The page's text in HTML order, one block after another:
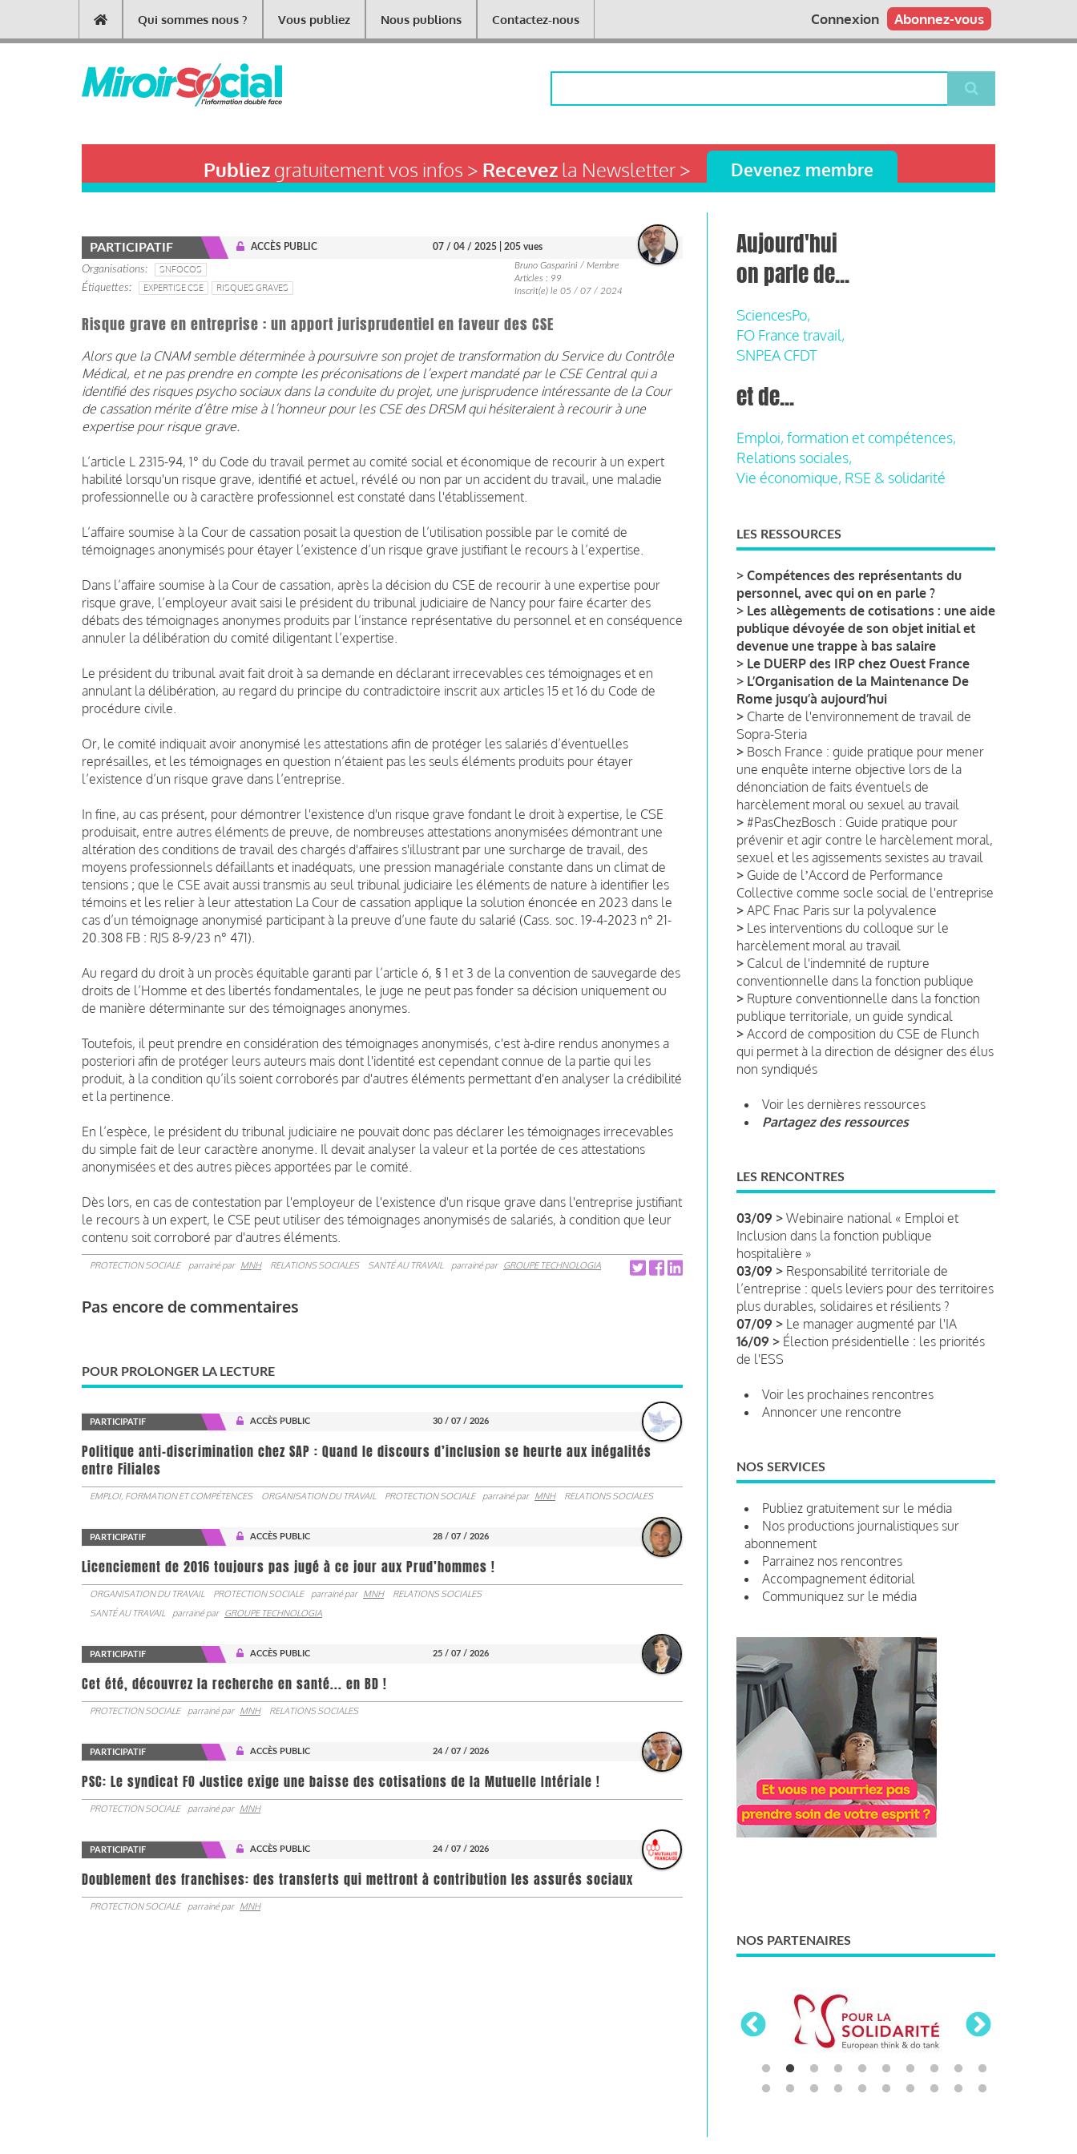
contenu
Main
navigation
Qui sommes nous ? Vous publiez Nous publions Contactez-nous Abonnez-vous
Connexion
Publiezgratuitement vos infos > Recevezla Newsletter > Devenez membre
PARTICIPATIF ACCÈS PUBLIC 07 / 04 / 2025 | 205 vues
Organisations
SNFOCOS
Étiquettes
EXPERTISE CSE RISQUES GRAVES
Bruno Gasparini / Membre
Articles : 99
Inscrit(e) le 05 / 07 / 2024
Risque grave en entreprise : un apport jurisprudentiel en faveur des CSE
Alors que la CNAM semble déterminée à poursuivre son projet de transformation du Service du Contrôle
Médical, et ne pas prendre en compte les préconisations de l’expert mandaté par le CSE Central qui a
identifié des risques psycho sociaux dans la conduite du projet, une jurisprudence intéressante de la Cour
de cassation mérite d’être mise à l’honneur pour les CSE des DRSM qui hésiteraient à recourir à une
expertise pour risque grave.
L’article L 2315-94, 1° du Code du travail permet au comité social et économique de recourir à un expert
habilité lorsqu'un risque grave, identifié et actuel, révélé ou non par un accident du travail, une maladie
professionnelle ou à caractère professionnel est constaté dans l'établissement.
L’affaire soumise à la Cour de cassation posait la question de l’utilisation possible par le comité de
témoignages anonymisés pour étayer l’existence d’un risque grave justifiant le recours à l’expertise.
Dans l’affaire soumise à la Cour de cassation, après la décision du CSE de recourir à une expertise pour
risque grave, l’employeur avait saisi le président du tribunal judiciaire de Nancy pour faire écarter des
débats des témoignages anonymes produits par l’instance représentative du personnel et en conséquence
annuler la délibération du comité diligentant l’expertise.
Le président du tribunal avait fait droit à sa demande en déclarant irrecevables ces témoignages et en
annulant la délibération, au regard du principe du contradictoire inscrit aux articles 15 et 16 du Code de
procédure civile.
Or, le comité indiquait avoir anonymisé les attestations afin de protéger les salariés d’éventuelles
représailles, et les témoignages en question n’étaient pas les seuls éléments produits pour étayer
l’existence d’un risque grave dans l’entreprise.
In fine, au cas présent, pour démontrer l'existence d'un risque grave fondant le droit à expertise, le CSE
produisait, entre autres éléments de preuve, de nombreuses attestations anonymisées démontrant une
altération des conditions de travail des chargés d'affaires s'illustrant par une surcharge de travail, des
moyens professionnels défaillants et inadéquats, une pression managériale constante dans un climat de
tensions ; que le CSE avait aussi transmis au seul tribunal judiciaire les éléments de nature à identifier les
témoins et les relier à leur attestation La Cour de cassation applique la solution énoncée en 2023 dans le
cas d’un témoignage anonymisé participant à la preuve d’une faute du salarié (Cass. soc. 19-4-2023 n° 21-
20.308 FB : RJS 8-9/23 n° 471).
Au regard du droit à un procès équitable garanti par l’article 6, § 1 et 3 de la convention de sauvegarde des
droits de l’Homme et des libertés fondamentales, le juge ne peut pas fonder sa décision uniquement ou
de manière déterminante sur des témoignages anonymes.
Toutefois, il peut prendre en considération des témoignages anonymisés, c'est à-dire rendus anonymes a
posteriori afin de protéger leurs auteurs mais dont l'identité est cependant connue de la partie qui les
produit, à la condition qu’ils soient corroborés par d'autres éléments permettant d'en analyser la crédibilité
et la pertinence.
En l’espèce, le président du tribunal judiciaire ne pouvait donc pas déclarer les témoignages irrecevables
du simple fait de leur caractère anonyme. Il devait analyser la valeur et la portée de ces attestations
anonymisées et des autres pièces apportées par le comité.
Dès lors, en cas de contestation par l'employeur de l'existence d'un risque grave dans l'entreprise justifiant
le recours à un expert, le CSE peut utiliser des témoignages anonymisés de salariés, à condition que leur
contenu soit corroboré par d'autres éléments.
PROTECTION SOCIALE parrainé par MNH RELATIONS SOCIALES SANTÉ AU TRAVAIL parrainé par GROUPE TECHNOLOGIA
Pas encore de commentaires
POUR PROLONGER LA LECTURE
PARTICIPATIF ACCÈS PUBLIC 30 / 07 / 2026
Politique anti-discrimination chez SAP : Quand le discours d’inclusion se heurte aux inégalités
entre Filiales
EMPLOI, FORMATION ET COMPÉTENCES ORGANISATION DU TRAVAIL PROTECTION SOCIALE parrainé par MNH RELATIONS SOCIALES
PARTICIPATIF ACCÈS PUBLIC 28 / 07 / 2026
Licenciement de 2016 toujours pas jugé à ce jour aux Prud’hommes !
ORGANISATION DU TRAVAIL PROTECTION SOCIALE parrainé par MNH
RELATIONS SOCIALES
SANTÉ AU TRAVAIL
parrainé par GROUPE TECHNOLOGIA
PARTICIPATIF ACCÈS PUBLIC 25 / 07 / 2026
Cet été, découvrez la recherche en santé... en BD !
PROTECTION SOCIALE parrainé par MNH RELATIONS SOCIALES
PARTICIPATIF ACCÈS PUBLIC 24 / 07 / 2026
PSC: Le syndicat FO Justice exige une baisse des cotisations de la Mutuelle Intériale !
PROTECTION SOCIALE parrainé par MNH
PARTICIPATIF ACCÈS PUBLIC 24 / 07 / 2026
Doublement des franchises: des transferts qui mettront à contribution les assurés sociaux
PROTECTION SOCIALE parrainé par MNH
Aujourd'hui
on parle de...
SciencesPo,
FO France travail,
SNPEA CFDT
et de...
Emploi, formation et compétences,
Relations sociales,
Vie économique, RSE & solidarité
LES RESSOURCES
> Compétences des représentants du
personnel, avec qui on en parle ?
> Les allègements de cotisations : une aide
publique dévoyée de son objet initial et
devenue une trappe à bas salaire
> Le DUERP des IRP chez Ouest France
> L’Organisation de la Maintenance De
Rome jusqu’à aujourd’hui
> Charte de l'environnement de travail de
Sopra-Steria
> Bosch France : guide pratique pour mener
une enquête interne objective lors de la
dénonciation de faits éventuels de
harcèlement moral ou sexuel au travail
> #PasChezBosch : Guide pratique pour
prévenir et agir contre le harcèlement moral,
sexuel et les agissements sexistes au travail
> Guide de lʼAccord de Performance
Collective comme socle social de l'entreprise
> APC Fnac Paris sur la polyvalence
> Les interventions du colloque sur le
harcèlement moral au travail
> Calcul de l'indemnité de rupture
conventionnelle dans la fonction publique
> Rupture conventionnelle dans la fonction
publique territoriale, un guide syndical
> Accord de composition du CSE de Flunch
qui permet à la direction de désigner des élus
non syndiqués
Voir les dernières ressources
Partagez des ressources
LES RENCONTRES
03/09 > Webinaire national « Emploi et
Inclusion dans la fonction publique
hospitalière »
03/09 > Responsabilité territoriale de
l’entreprise : quels leviers pour des territoires
plus durables, solidaires et résilients ?
07/09 > Le manager augmenté par l'IA
16/09 > Élection présidentielle : les priorités
de l'ESS
Voir les prochaines rencontres
Annoncer une rencontre
NOS SERVICES
Publiez gratuitement sur le média
Nos productions journalistiques sur
abonnement
Parrainez nos rencontres
Accompagnement éditorial
Communiquez sur le média
NOS PARTENAIRES